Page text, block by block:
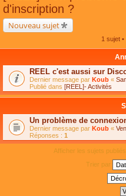
d'inscription ?
Nouveau sujet
1 sujet
REEL c'est aussi sur
Dernier message par Koub «
Publié dans [REEL]- Activités
Un problème de
Dernier message par Koub «
Réponses : 1
Afficher les sujets
Trier par